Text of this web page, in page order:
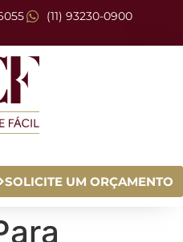
(11) 93230-0900
SOLICITE UM ORÇAMENTO